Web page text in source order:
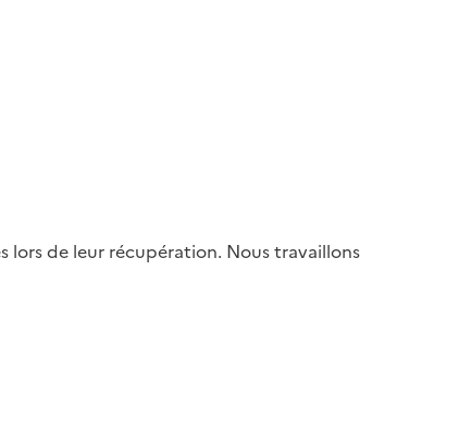
lors de leur récupération. Nous travaillons